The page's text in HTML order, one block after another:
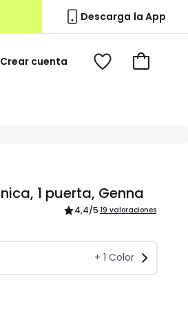
Descarga la App
cuenta
Ver
Ir
1 puerta, Genna
4,4/5 19 valoraciones
+ 1 Color